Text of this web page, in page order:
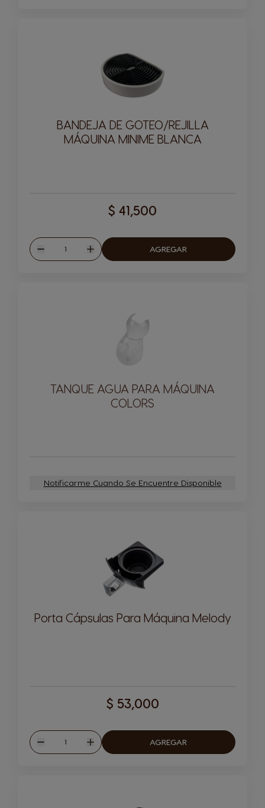
BANDEJA DE GOTEO/REJILLA
MÁQUINA MINIME BLANCA
$ 41,500
Disminuir
Cantitad
Aumentar
AGREGAR
TANQUE AGUA PARA MÁQUINA
COLORS
Notificarme Cuando Se Encuentre Disponible
Porta Cápsulas Para Máquina Melody
$ 53,000
Disminuir
Cantitad
Aumentar
AGREGAR